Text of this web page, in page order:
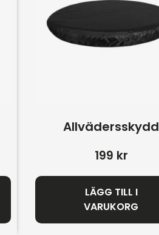
Allvädersskydd
199 kr
LÄGG TILL I
VARUKORG